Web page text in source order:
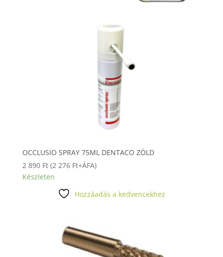
OCCLUSIO SPRAY 75ML DENTACO ZÖLD
2 890 Ft (2 276 Ft+ÁFA)
Készleten
Hozzáadás a kedvencekhez